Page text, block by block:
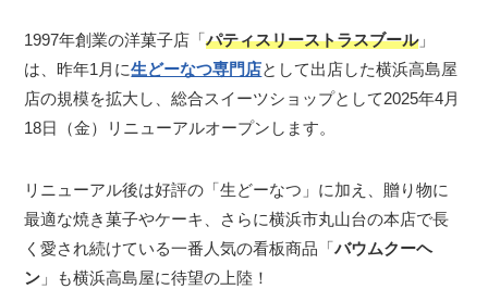
1997年創業の洋菓子店「パティスリーストラスブール」
は、昨年1月に生どーなつ専門店として出店した横浜高島屋
店の規模を拡大し、総合スイーツショップとして2025年4月
18日（金）リニューアルオープンします。
リニューアル後は好評の「生どーなつ」に加え、贈り物に
最適な焼き菓子やケーキ、さらに横浜市丸山台の本店で長
く愛され続けている一番人気の看板商品「バウムクーヘ
ン 」も横浜高島屋に待望の上陸！